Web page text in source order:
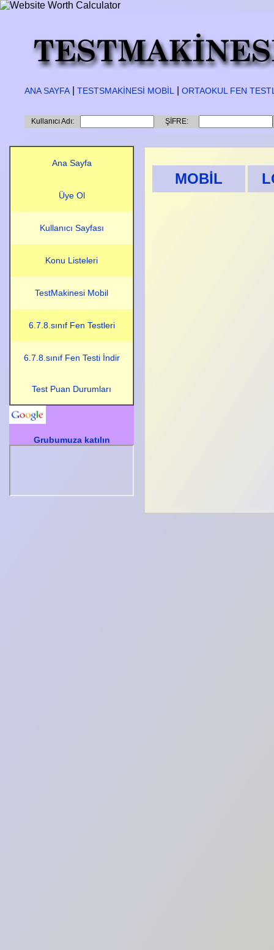
ANA SAYFA TESTSMAKİNESİ MOBİL ORTAOKUL FEN
Kullanıcı Adı: ŞİFRE:
Ana Sayfa
Üye Ol
Kullanıcı Sayfası
Konu Listeleri
TestMakinesi Mobil
6.7.8.sınıf Fen Testleri
6.7.8.sınıf Fen Testi İndir
Test Puan Durumları
Grubumuza katılın
MOBİL